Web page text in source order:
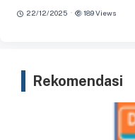
22/12/2025 · 189 Views
Rekomendasi